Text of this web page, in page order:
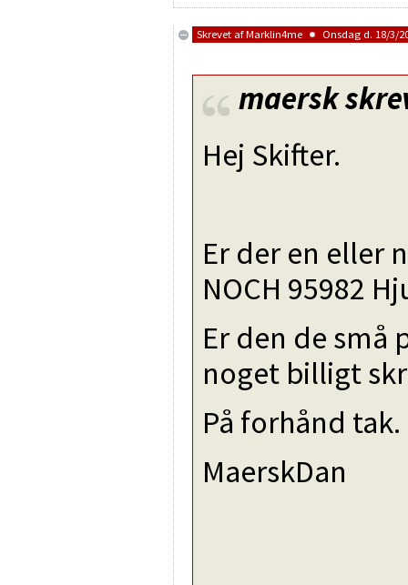
Skrevet afMarklin4me Onsdag d. 18/3/
maersk
Hej Skifter.
Er der en eller
NOCH 95982
Er den de små
noget billigt
På forhånd tak.
MaerskDan